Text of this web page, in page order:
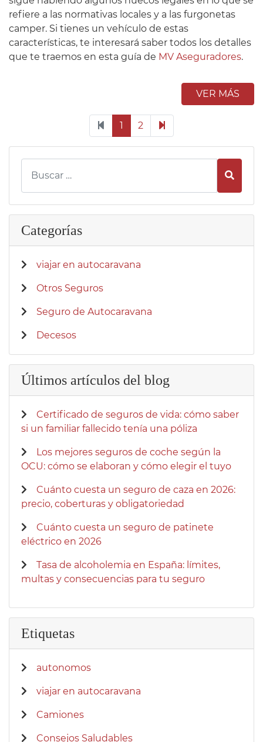
refiere a las normativas locales y a las furgonetas
camper. Si tienes un vehículo de estas
características, te interesará saber todos los detalles
que te traemos en esta guía de MV Aseguradores.
VER MÁS
1 2
Categorías
viajar en autocaravana
Otros Seguros
Seguro de Autocaravana
Decesos
Últimos artículos del blog
Certificado de seguros de vida: cómo saber
si un familiar fallecido tenía una póliza
Los mejores seguros de coche según la
OCU: cómo se elaboran y cómo elegir el tuyo
Cuánto cuesta un seguro de caza en 2026:
precio, coberturas y obligatoriedad
Cuánto cuesta un seguro de patinete
eléctrico en 2026
Tasa de alcoholemia en España: límites,
multas y consecuencias para tu seguro
Etiquetas
autonomos
viajar en autocaravana
Camiones
Consejos Saludables